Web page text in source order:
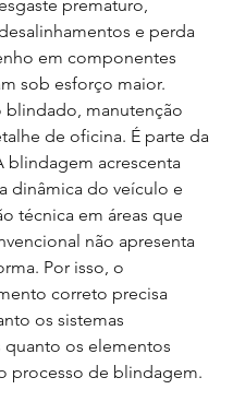
prematuro,
e perda
em componentes
sob esforço maior.
blindado, manutenção
de oficina. É parte da
blindagem acrescenta
dinâmica do veículo e
técnica em áreas que
não apresenta
Por isso, o
correto precisa
os sistemas
quanto os elementos
processo de blindagem.